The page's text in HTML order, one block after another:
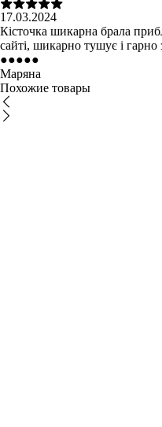
17.03.2024
Кісточка шикарна брала
сайті, шикарно тушує і гарно
●●●●●
Маряна
Похожие товары